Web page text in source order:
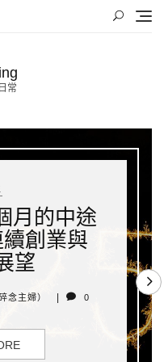
常
月的中途
創業與
望
念主婦） 0